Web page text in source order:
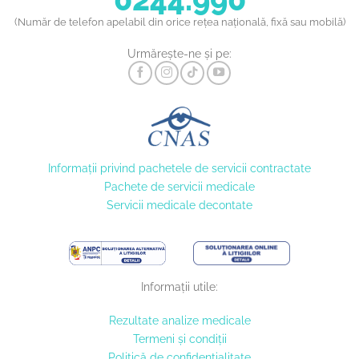
(Număr de telefon apelabil din orice rețea națională, fixă sau mobilă)
Urmărește-ne și pe:
Informaţii privind pachetele de servicii contractate
Pachete de servicii medicale
Servicii medicale decontate
Informații utile:
Rezultate analize medicale
Termeni și condiții